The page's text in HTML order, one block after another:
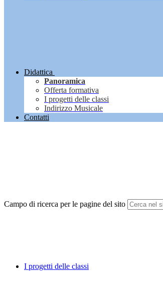
Didattica
Panoramica
Offerta formativa
I progetti delle classi
Indirizzo Musicale
Contatti
Campo di ricerca per le pagine del sito
I progetti delle classi